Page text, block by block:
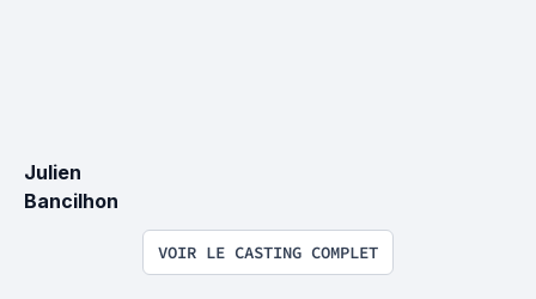
Julien
Bancilhon
VOIR LE CASTING COMPLET